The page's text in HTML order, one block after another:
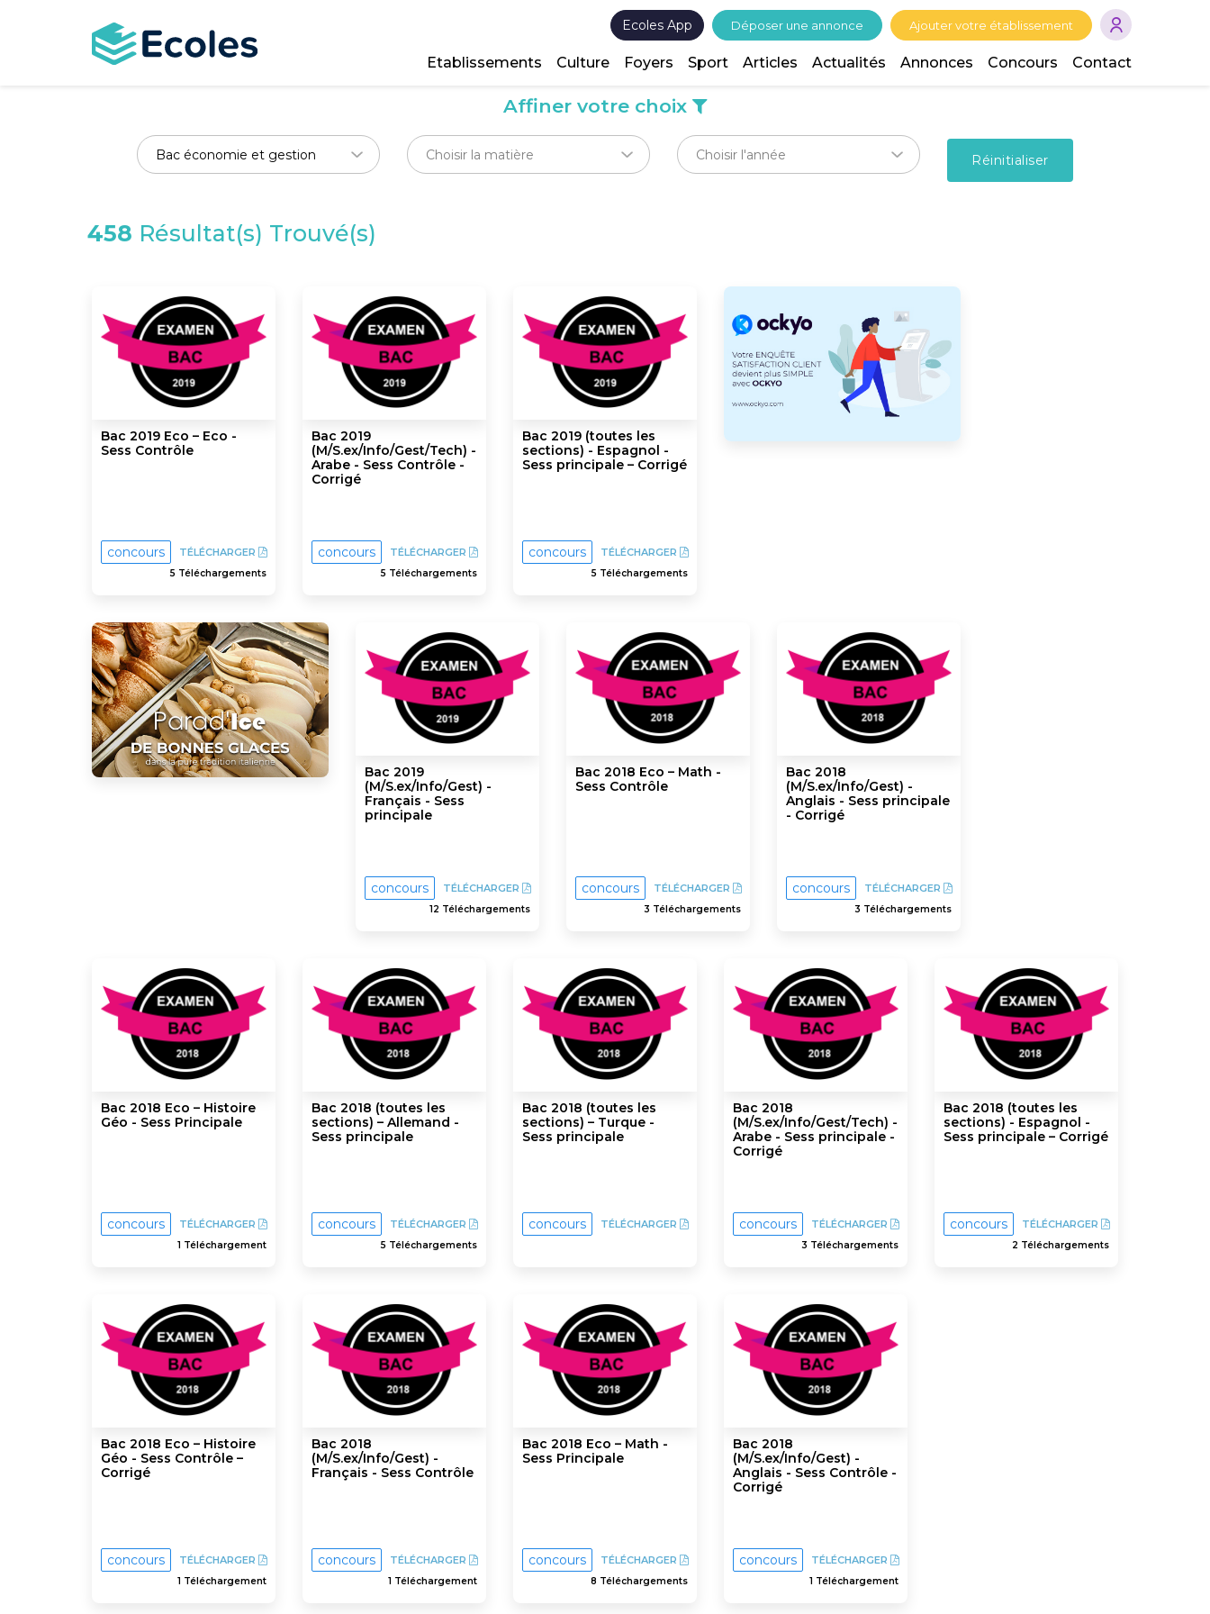
Ecoles App Déposer une annonce Ajouter votre établissement
Etablissements Culture Foyers Sport Articles Actualités Annonces Concours Contact
Affiner votre choix
Réinitialiser
458 Résultat(s) Trouvé(s)
Bac 2019 Eco – Eco -
Sess Contrôle
concours TÉLÉCHARGER
5 Téléchargements
Bac 2019
(M/S.ex/Info/Gest/Tech) -
Arabe - Sess Contrôle -
Corrigé
concours TÉLÉCHARGER
5 Téléchargements
Bac 2019 (toutes les
sections) - Espagnol -
Sess principale – Corrigé
concours TÉLÉCHARGER
5 Téléchargements
Bac 2019
(M/S.ex/Info/Gest) -
Français - Sess
principale
concours TÉLÉCHARGER
12 Téléchargements
Bac 2018 Eco – Math -
Sess Contrôle
concours TÉLÉCHARGER
3 Téléchargements
Bac 2018
(M/S.ex/Info/Gest) -
Anglais - Sess principale
- Corrigé
concours TÉLÉCHARGER
3 Téléchargements
Bac 2018 Eco – Histoire
Géo - Sess Principale
concours TÉLÉCHARGER
1 Téléchargement
Bac 2018 (toutes les
sections) – Allemand -
Sess principale
concours TÉLÉCHARGER
5 Téléchargements
Bac 2018 (toutes les
sections) – Turque -
Sess principale
concours TÉLÉCHARGER
Bac 2018
(M/S.ex/Info/Gest/Tech) -
Arabe - Sess principale -
Corrigé
concours TÉLÉCHARGER
3 Téléchargements
Bac 2018 (toutes les
sections) - Espagnol -
Sess principale – Corrigé
concours TÉLÉCHARGER
2 Téléchargements
Bac 2018 Eco – Histoire
Géo - Sess Contrôle –
Corrigé
concours TÉLÉCHARGER
1 Téléchargement
Bac 2018
(M/S.ex/Info/Gest) -
Français - Sess Contrôle
concours TÉLÉCHARGER
1 Téléchargement
Bac 2018 Eco – Math -
Sess Principale
concours TÉLÉCHARGER
8 Téléchargements
Bac 2018
(M/S.ex/Info/Gest) -
Anglais - Sess Contrôle -
Corrigé
concours TÉLÉCHARGER
1 Téléchargement